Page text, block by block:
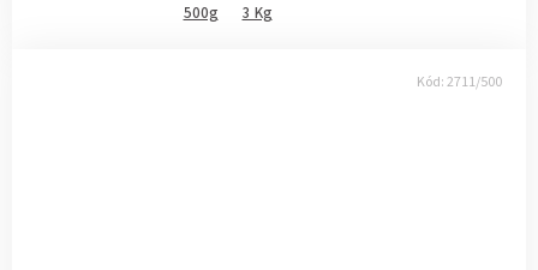
500g 3 Kg
Kód:2711/500